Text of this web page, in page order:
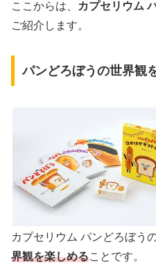
ここからは、 カプセリウム
ご紹介します。
パンどろぼうの世界観
カプセリウム パンどろぼう
界観を楽しめることです。